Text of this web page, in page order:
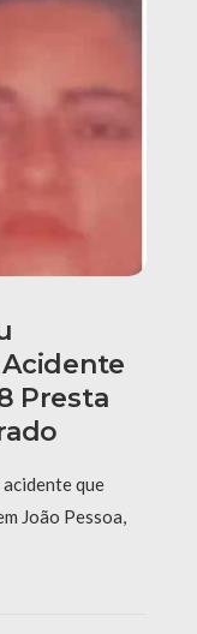
Presta
que
João Pessoa,